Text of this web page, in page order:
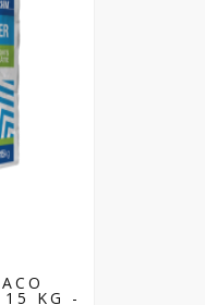
KG -